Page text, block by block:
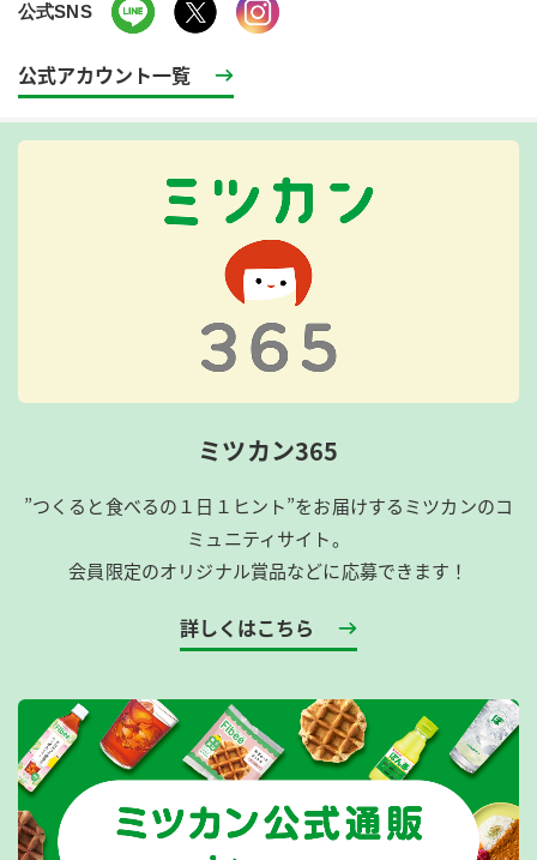
公式SNS
公式アカウント一覧
ミツカン365
”つくると食べるの１日１ヒント”をお届けするミツカンのコ
ミュニティサイト。
会員限定のオリジナル賞品などに応募できます！
詳しくはこちら